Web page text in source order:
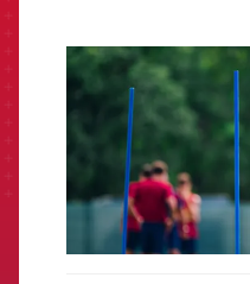
FCB Barcelona badge